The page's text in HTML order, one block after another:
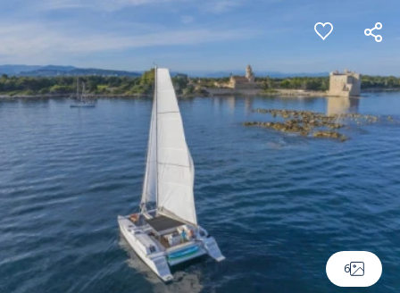
Panneau de gestion des cookies
6